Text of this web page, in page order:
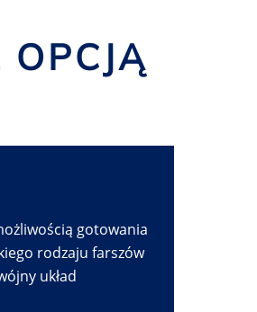
gotowania
rodzaju farszów
układ